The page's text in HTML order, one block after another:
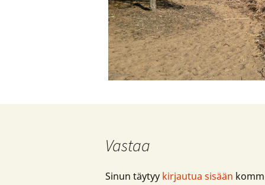
Vastaa
Sinun täytyy kirjautua sisään